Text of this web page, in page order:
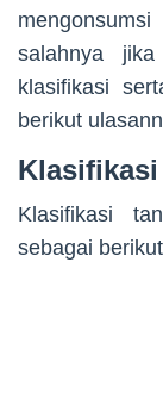
salahnya
klasifikasi
berikut
Klasifikasi
Klasifikasi
sebagai